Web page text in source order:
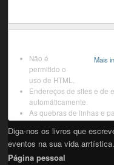
Mais
Não é
permitido o
uso de HTML.
Endereços de sites e de
automáticamente.
As quebras de linhas e
Diga-nos os livros que
eventos na sua vida arrtística.
Página pessoal